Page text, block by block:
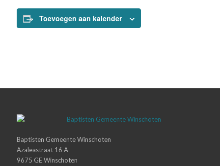
Toevoegen aan kalender
Baptisten Gemeente Winschoten
Azaleastraat 16 A
9675 GE Winschoten